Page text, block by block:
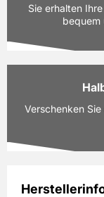
Ausgaben:
Laufzeit:
PAYBACK:
Sie erhalten
bequem
Ausgaben:
PAYBACK:
Verschenken